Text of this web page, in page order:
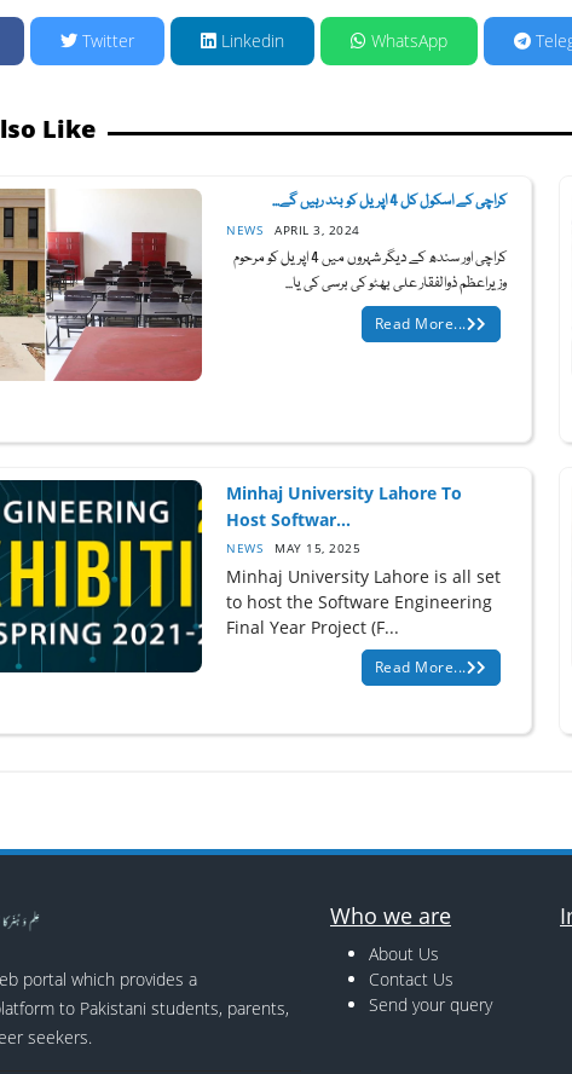
Twitter Linkedin WhatsApp
Like
کراچی کے اسکول کل 4 اپریل کو بند رہیں گے...
NEWS APRIL 3, 2024
کراچی اور سندھ کے دیگر شہروں میں 4 اپریل کو مرحوم
وزیراعظم ذوالفقار علی بھٹو کی برسی کی یا...
Read More...
Minhaj University Lahore To
Host Softwar...
NEWS MAY 15, 2025
Minhaj University Lahore is all set
to host the Software Engineering
Final Year Project (F...
Read More...
portal which provides a
to Pakistani students, parents,
seekers.
Who we are
About Us
Contact Us
Send your query